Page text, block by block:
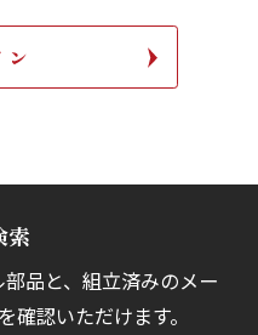
索
品と、組立済みのメー
確認いただけます。